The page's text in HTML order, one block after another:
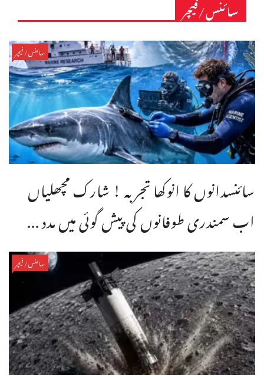
سائنس/فیچر
سائنس/فیچر
سائنسدانوں کا انوکھا تجربہ ! شارک مچھلیاں
اب سمندری طوفانوں کی پیش گوئی میں مدد ...
سائنس/فیچر